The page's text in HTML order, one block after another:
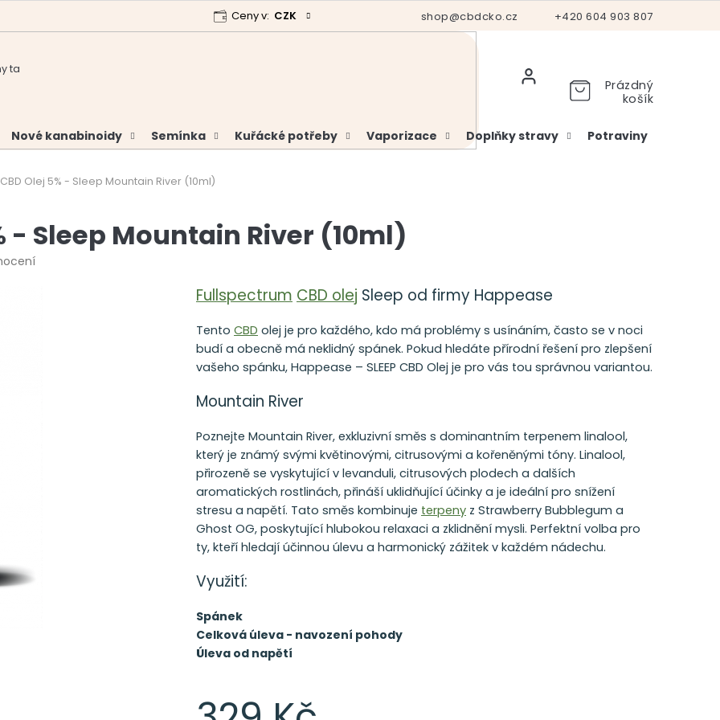
+420 604 903 807
shop@cbdcko.cz
Analýzy a certifikáty Hodnocení obchodu Vrácení a reklamace
Ceny v: CZK
Prázdný
košík
Nové kanabinoidy Semínka Kuřácké potřeby Vaporizace Doplňky stravy Potraviny
Olej 5% - Sleep Mountain River (10ml)
- Sleep Mountain River (10ml)
Fullspectrum CBD olej Sleep od firmy Happease
Tento CBD olej je pro každého, kdo má problémy s usínáním, často se v noci
budí a obecně má neklidný spánek. Pokud hledáte přírodní řešení pro zlepšení
vašeho spánku, Happease – SLEEP CBD Olej je pro vás tou správnou variantou.
Mountain River
Poznejte Mountain River, exkluzivní směs s dominantním terpenem linalool,
který je známý svými květinovými, citrusovými a kořeněnými tóny. Linalool,
přirozeně se vyskytující v levanduli, citrusových plodech a dalších
aromatických rostlinách, přináší uklidňující účinky a je ideální pro snížení
stresu a napětí. Tato směs kombinuje terpeny z Strawberry Bubblegum a
Ghost OG, poskytující hlubokou relaxaci a zklidnění mysli. Perfektní volba pro
ty, kteří hledají účinnou úlevu a harmonický zážitek v každém nádechu.
Využití:
Spánek
Celková úleva - navození pohody
Úleva od napětí